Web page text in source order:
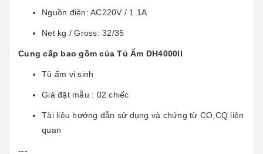
Nguồn điện: AC220V / 1.1A
Net kg / Gross: 32/35
Cung cấp bao gồm của Tủ Ấm DH4000II
Tủ ấm vi sinh
Giá đặt mẫu : 02 chiếc
Tài liệu hướng dẫn sử dụng và chứng từ CO,CQ liên
quan
---